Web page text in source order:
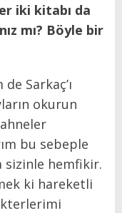
iki kitabı da
mı? Böyle bir
Sarkaç’ı
okurun
bu sebeple
sizinle hemfikir.
ki hareketli